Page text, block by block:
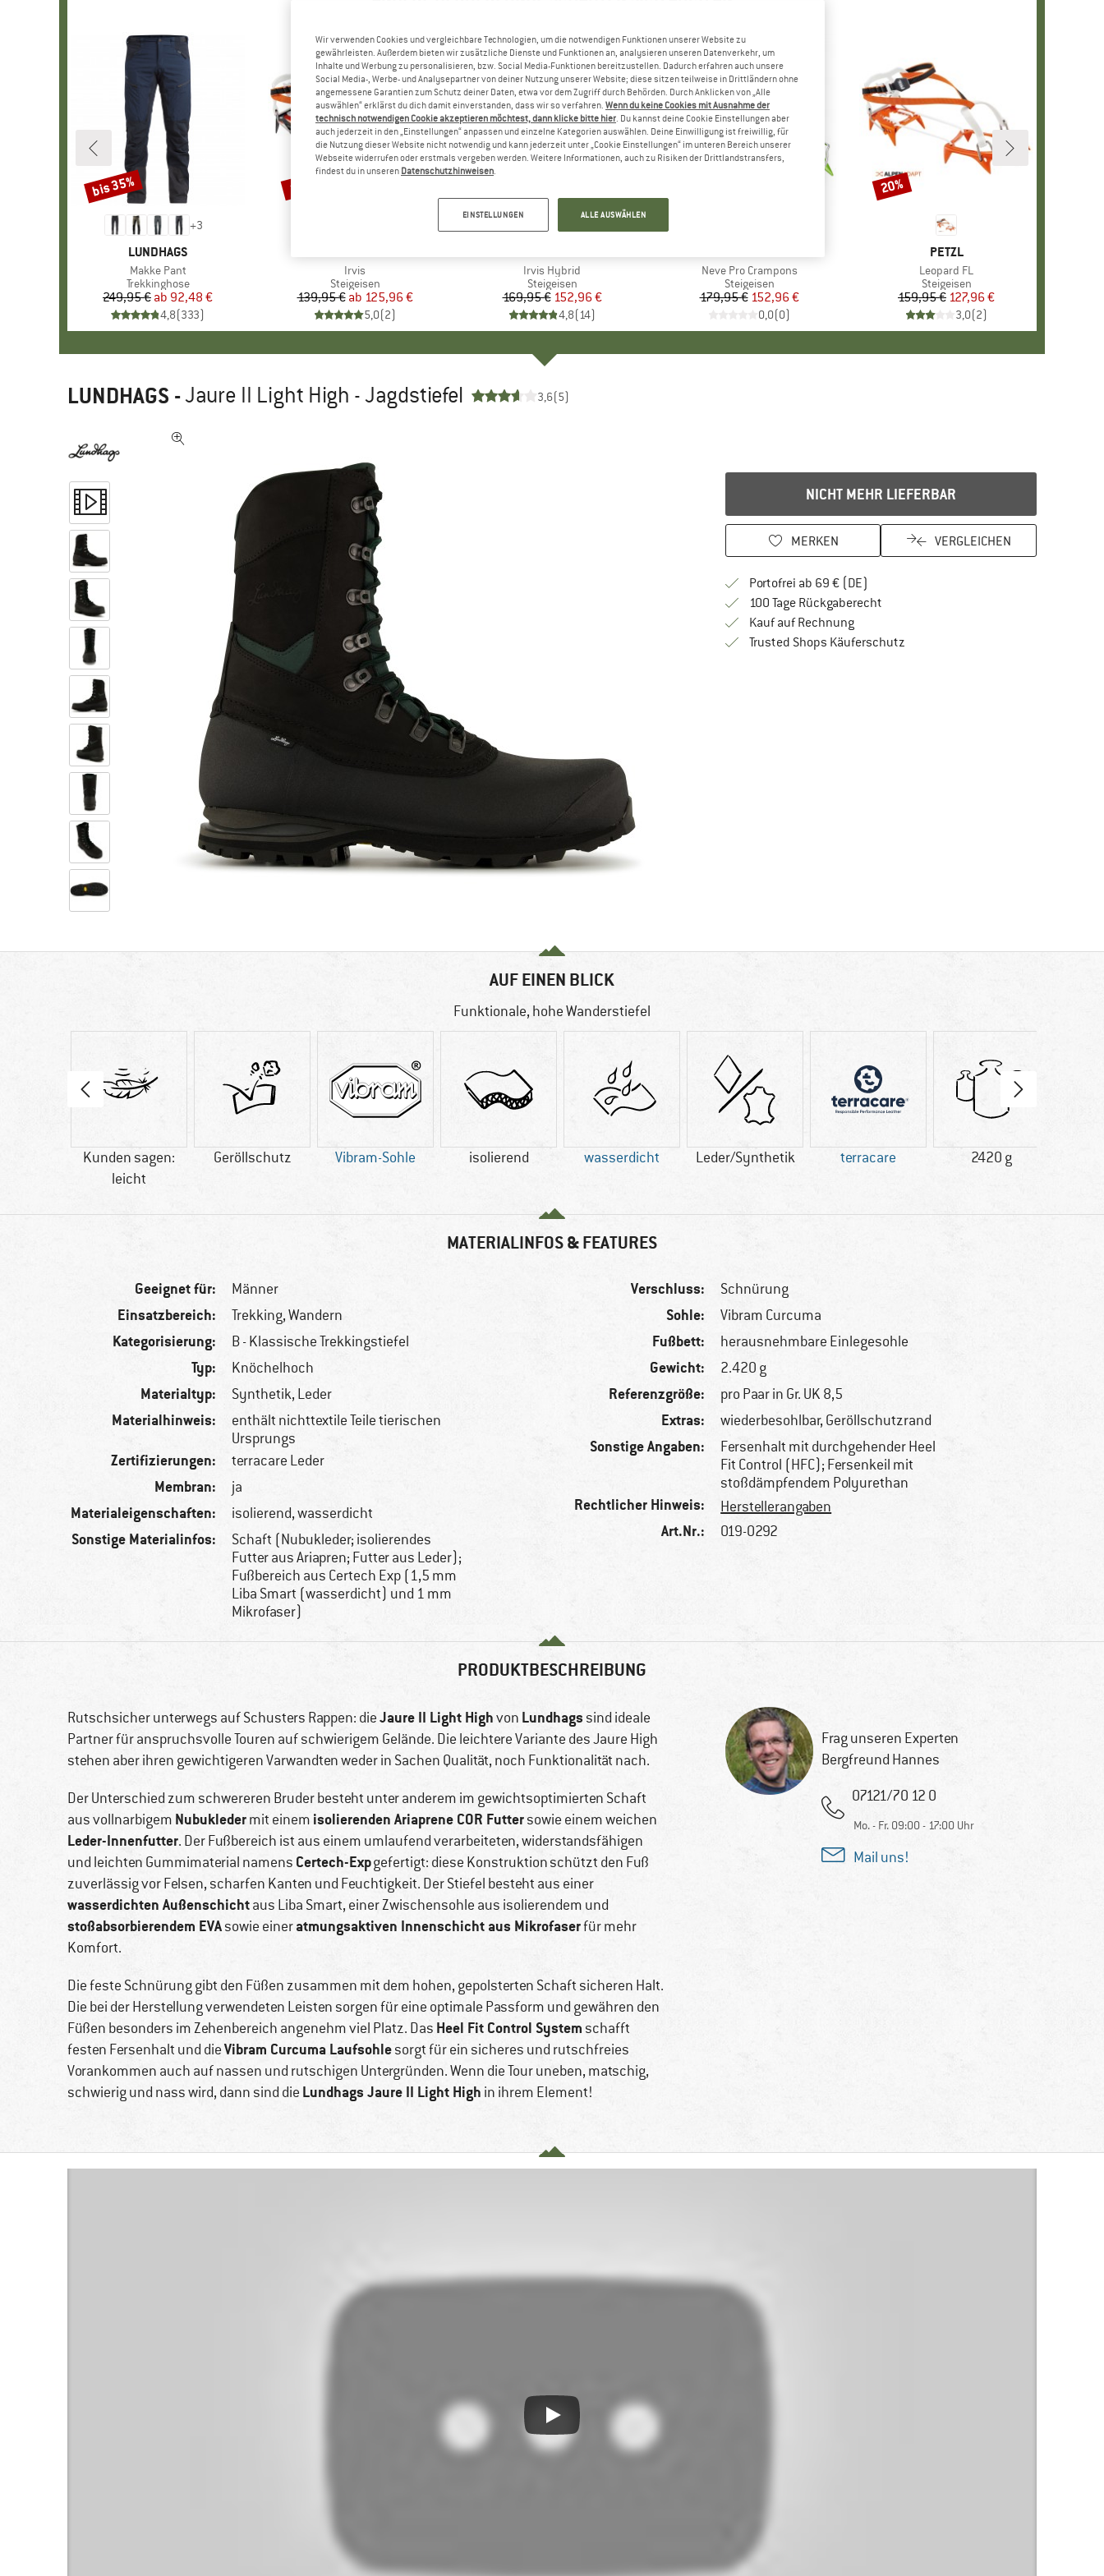
+3
MARKE
LUNDHAGS
Artikel
Makke Pant
Produktgruppe
Trekkinghose
Preis
249,95 € reduzierter Preis
ab 92,48 €
4,8(333)
Rabatt
bis 35%
Artikel
Irvis
Produktgruppe
Steigeisen
Preis
139,95 € reduzierter Preis
ab 125,96 €
5,0(2)
Rabatt
10%
Artikel
Irvis Hybrid
Produktgruppe
Steigeisen
Preis
169,95 € reduzierter Preis
152,96 €
4,8(14)
Artikel
Neve Pro Crampons
Produktgruppe
Steigeisen
Preis
179,95 € reduzierter Preis
152,96 €
0,0(0)
MARKE
PETZL
Artikel
Leopard FL
Produktgruppe
Steigeisen
Preis
159,95 €reduzierter Preis
127,96 €
3,0(2)
Rabatt
20%
LUNDHAGS -Jaure II Light High - Jagdstiefel 3,6(5)
NICHT MEHR LIEFERBAR
MERKEN VERGLEICHEN
Portofrei ab 69 € (DE)
100 Tage RückgaberechtGehe hier zu den Rückgabe-Richtlinien
Kauf auf RechnungFinde die Zahlungs-Infos hier! Öffnet sich in
Trusted Shops KäuferschutzFinde alle Infos hier!
AUF EINEN BLICK
Funktionale, hohe Wanderstiefel
Kunden sagen:
leicht
Geröllschutz Vibram-Sohle isolierend wasserdicht Leder/Synthetik terracare 2420 g
MATERIALINFOS & FEATURES
Geeignet für: Männer
Einsatzbereich: Trekking, Wandern
Kategorisierung: B - Klassische Trekkingstiefel
Typ: Knöchelhoch
Materialtyp: Synthetik, Leder
Materialhinweis:
enthält nichttextile Teile tierischen
Ursprungs
Zertifizierungen: terracare Leder
Membran: ja
Materialeigenschaften: isolierend, wasserdicht
Sonstige Materialinfos:
Schaft (Nubukleder; isolierendes
Futter aus Ariapren; Futter aus Leder);
Fußbereich aus Certech Exp (1,5 mm
Liba Smart (wasserdicht) und 1 mm
Mikrofaser)
Verschluss: Schnürung
Sohle: Vibram Curcuma
Fußbett: herausnehmbare Einlegesohle
Gewicht: 2.420 g
Referenzgröße: pro Paar in Gr. UK 8,5
Extras: wiederbesohlbar, Geröllschutzrand
Sonstige Angaben:
Fersenhalt mit durchgehender Heel
Fit Control (HFC); Fersenkeil mit
stoßdämpfendem Polyurethan
Rechtlicher Hinweis: Herstellerangaben
Art.Nr.: 019-0292
PRODUKTBESCHREIBUNG
Rutschsicher unterwegs auf Schusters Rappen: dieJaure II Light Highvon Lundhags sind ideale
Partner für anspruchsvolle Touren auf schwierigem Gelände. Die leichtere Variante des Jaure High
stehen aber ihren gewichtigeren Varwandten weder in Sachen Qualität, noch Funktionalität nach.
Der Unterschied zum schwereren Bruder besteht unter anderem im gewichtsoptimierten Schaft
aus vollnarbigem Nubukledermit einem isolierenden Ariaprene COR Futtersowie einem weichen
Leder-Innenfutter. Der Fußbereich ist aus einem umlaufend verarbeiteten, widerstandsfähigen
und leichten Gummimaterial namens Certech-Expgefertigt: diese Konstruktion schützt den Fuß
zuverlässig vor Felsen, scharfen Kanten und Feuchtigkeit. Der Stiefel besteht aus einer
wasserdichten Außenschichtaus Liba Smart, einer Zwischensohle aus isolierendem und
stoßabsorbierendem EVAsowie eineratmungsaktiven Innenschicht aus Mikrofaserfür mehr
Komfort.
Die feste Schnürung gibt den Füßen zusammen mit dem hohen, gepolsterten Schaft sicheren Halt.
Die bei der Herstellung verwendeten Leisten sorgen für eine optimale Passform und gewähren den
Füßen besonders im Zehenbereich angenehm viel Platz. Das Heel Fit Control System schafft
festen Fersenhalt und dieVibram Curcuma Laufsohlesorgt für ein sicheres und rutschfreies
Vorankommen auch auf nassen und rutschigen Untergründen. Wenn die Tour uneben, matschig,
schwierig und nass wird, dann sind die Lundhags Jaure II Light High in ihrem Element!
Frag unseren Experten
Bergfreund Hannes
07121/70 12 0
Mo. - Fr. 09:00 - 17:00 Uhr
Mail uns!
Wir verwenden Cookies und vergleichbare Technologien, um die notwendigen Funktionen unserer Website zu
gewährleisten. Außerdem bieten wir zusätzliche Dienste und Funktionen an, analysieren unseren Datenverkehr, um
Inhalte und Werbung zu personalisieren, bzw. Social Media-Funktionen bereitzustellen. Dadurch erfahren auch unsere
Social Media-, Werbe- und Analysepartner von deiner Nutzung unserer Website; diese sitzen teilweise in Drittländern ohne
angemessene Garantien zum Schutz deiner Daten, etwa vor dem Zugriff durch Behörden. Durch Anklicken von „Alle
auswählen“ erklärst du dich damit einverstanden, dass wir so verfahren. Wenn du keine Cookies mit Ausnahme der
technisch notwendigen Cookie akzeptieren möchtest, dann klicke bitte hier. Du kannst deine Cookie Einstellungen aber
auch jederzeit in den „Einstellungen“ anpassen und einzelne Kategorien auswählen. Deine Einwilligung ist freiwillig, für
die Nutzung dieser Website nicht notwendig und kann jederzeit unter „Cookie Einstellungen“ im unteren Bereich unserer
Webseite widerrufen oder erstmals vergeben werden. Weitere Informationen, auch zu Risiken der Drittlandstransfers,
findest du in unseren Datenschutzhinweisen.
EINSTELLUNGEN ALLE AUSWÄHLEN